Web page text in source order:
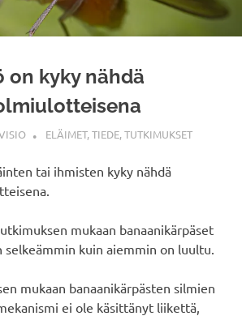
on kyky nähdä
ELÄIMET,TIEDE,TUTKIMUKSET
tai ihmisten kyky nähdä
mukaan banaanikärpäset
selkeämmin kuin aiemmin on luultu.
mukaan banaanikärpästen silmien
ei ole käsittänyt liikettä,